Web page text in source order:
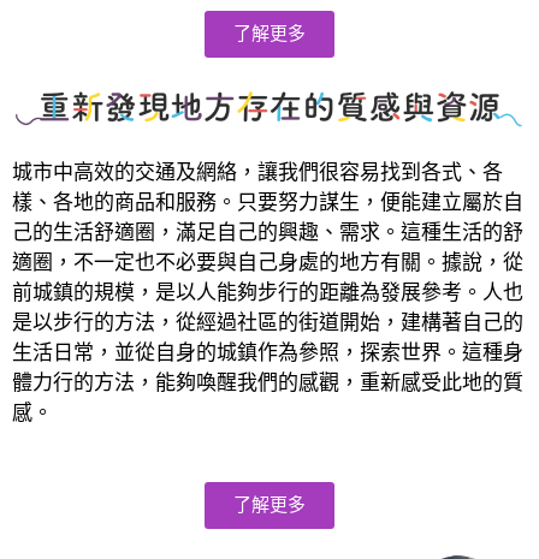
了解更多
城市中高效的交通及網絡，讓我們很容易找到各式、各
樣、各地的商品和服務。只要努力謀生，便能建立屬於自
己的生活舒適圈，滿足自己的興趣、需求。這種生活的舒
適圈，不一定也不必要與自己身處的地方有關。據說，從
前城鎮的規模，是以人能夠步行的距離為發展參考。人也
是以步行的方法，從經過社區的街道開始，建構著自己的
生活日常，並從自身的城鎮作為參照，探索世界。這種身
體力行的方法，能夠喚醒我們的感觀，重新感受此地的質
感。
了解更多